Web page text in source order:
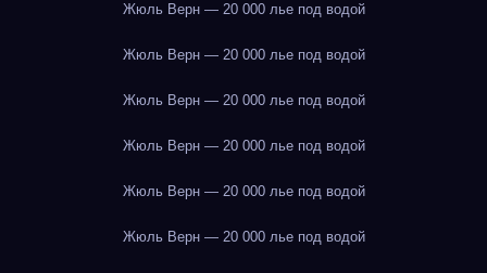
Жюль Верн — 20 000 лье под водой
Жюль Верн — 20 000 лье под водой
Жюль Верн — 20 000 лье под водой
Жюль Верн — 20 000 лье под водой
Жюль Верн — 20 000 лье под водой
Жюль Верн — 20 000 лье под водой